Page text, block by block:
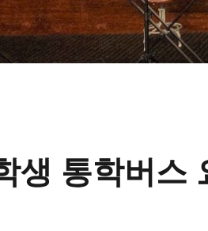
생 통학버스